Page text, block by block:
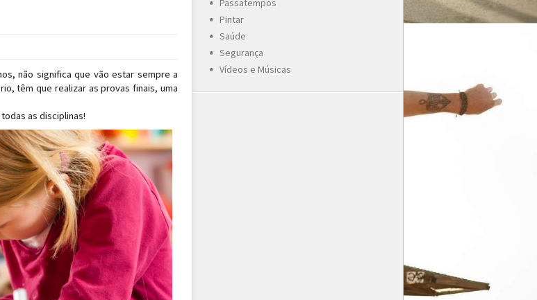
não significa que vão estar sempre a
têm que realizar as provas finais, uma
as disciplinas!
Passatempos
Pintar
Saúde
Segurança
Vídeos e Músicas